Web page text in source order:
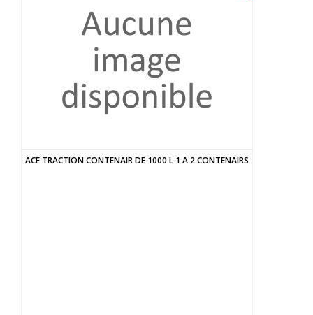
ACF TRACTION CONTENAIR DE 1000 L 1 A 2 CONTENAIRS